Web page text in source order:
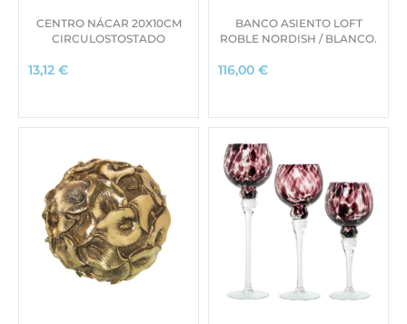
CENTRO NÁCAR 20X10CM
CIRCULOSTOSTADO
13,12 €
BANCO ASIENTO LOFT
ROBLE NORDISH / BLANCO.
116,00 €